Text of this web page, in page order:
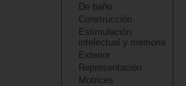
De baño
Construcción
Estimulación
intelectual y memoria
Exterior
Representación
Motrices